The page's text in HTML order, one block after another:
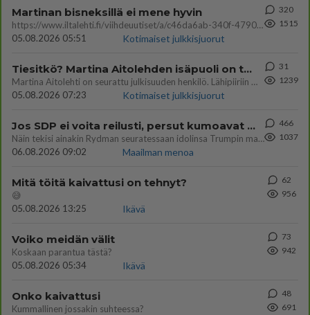
Martinan bisneksillä ei mene hyvin
https://www.iltalehti.fi/viihdeuutiset/a/c46da6ab-340f-4790-aaa7-0865eed2336 Yrityksen konkurssihakemus on tullut kärä
05.08.2026 05:51
Kotimaiset julkkisjuorut
320
1515
Tiesitkö? Martina Aitolehden isäpuoli on tämä suosittu laulaja
Martina Aitolehti on seurattu julkisuuden henkilö. Lähipiiriin mahtuu muitakin tunnettuja henkilöitä. Tiesitkö, että Ma
05.08.2026 07:23
Kotimaiset julkkisjuorut
31
1239
Jos SDP ei voita reilusti, persut kumoavat demokratian Suomesta
Näin tekisi ainakin Rydman seuratessaan idolinsa Trumpin mallia https://www.is.fi/politiikka/art-2000012187244.html
06.08.2026 09:02
Maailman menoa
466
1037
Mitä töitä kaivattusi on tehnyt?
😅
05.08.2026 13:25
Ikävä
62
956
Voiko meidän välit
Koskaan parantua tästä?
05.08.2026 05:34
Ikävä
73
942
Onko kaivattusi
Kummallinen jossakin suhteessa?
48
691